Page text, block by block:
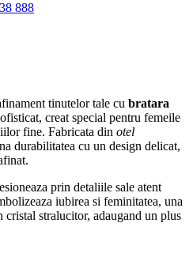
888
tinutelor tale cu bratara
creat special pentru femeile
fine. Fabricata din otel
durabilitatea cu un design delicat,
prin detaliile sale atent
iubirea si feminitatea, una
cristal stralucitor, adaugand un plus